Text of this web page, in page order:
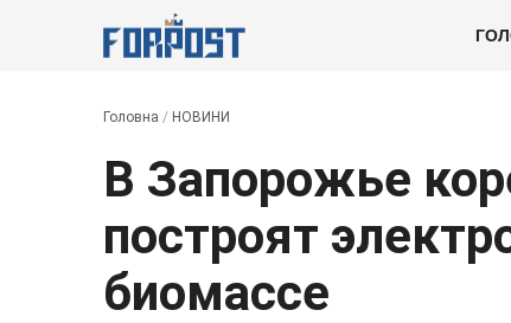
Головна / НОВИНИ
В Запорожье
построят
биомассе